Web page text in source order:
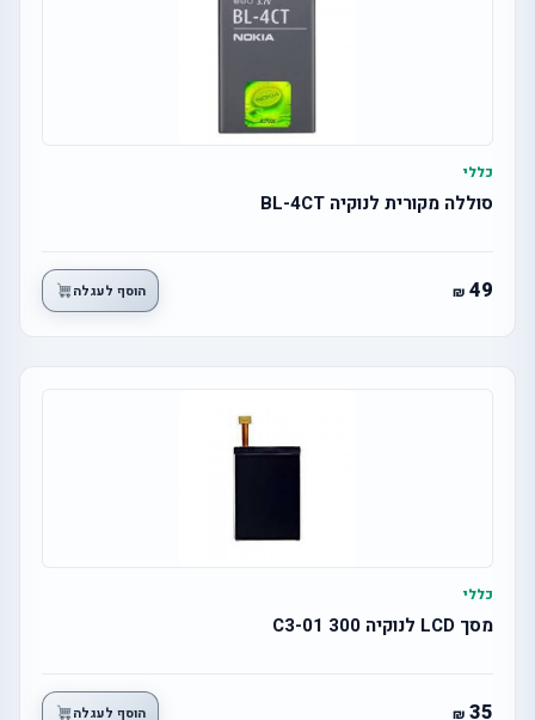
כללי
סוללה מקורית לנוקיה BL-4CT
49 הוסף לעגלה
כללי
מסך LCD לנוקיה 300 C3-01
35 הוסף לעגלה